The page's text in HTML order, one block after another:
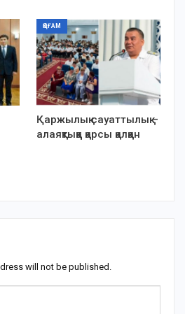
ҚОҒАМ
Қаржылық сауаттылық –
алаяқтыққа қарсы қалқан
will not be published.